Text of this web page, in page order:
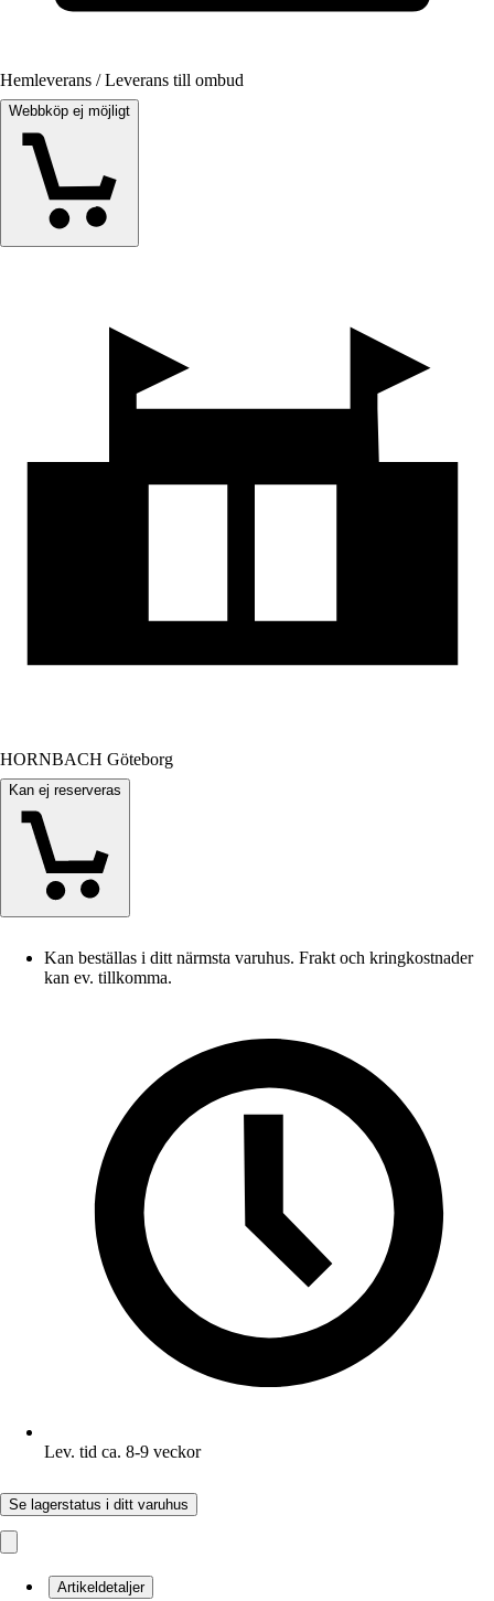
Hemleverans / Leverans till ombud
Webbköp ej möjligt
HORNBACH Göteborg
Kan ej reserveras
Kan beställas i ditt närmsta varuhus. Frakt och kringkostnader
kan ev. tillkomma.
Lev. tid ca. 8-9 veckor
Se lagerstatus i ditt varuhus
Artikeldetaljer